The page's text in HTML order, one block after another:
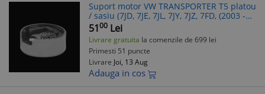
Suport motor VW TRANSPORTER T5 platou
/ sasiu (7JD, 7JE, 7JL, 7JY, 7JZ, 7FD, (2003 -
2016) RINGER 1120015020
5100 Lei
Livrare gratuita la comenzile de 699 lei
Primesti 51 puncte
Livrare Joi, 13 Aug
Adauga in cos